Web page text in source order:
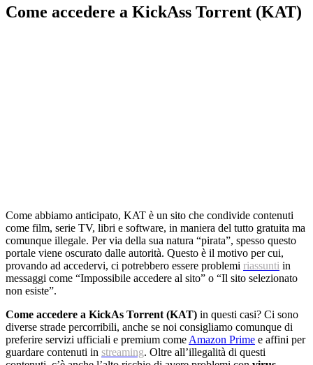
Come accedere a KickAss Torrent (KAT)
Come abbiamo anticipato, KAT è un sito che condivide contenuti
come film, serie TV, libri e software, in maniera del tutto gratuita ma
comunque illegale. Per via della sua natura “pirata”, spesso questo
portale viene oscurato dalle autorità. Questo è il motivo per cui,
provando ad accedervi, ci potrebbero essere problemi riassunti in
messaggi come “Impossibile accedere al sito” o “Il sito selezionato
non esiste”.
Come accedere a KickAs Torrent (KAT) in questi casi? Ci sono
diverse strade percorribili, anche se noi consigliamo comunque di
preferire servizi ufficiali e premium come Amazon Prime e affini per
guardare contenuti in streaming. Oltre all’illegalità di questi